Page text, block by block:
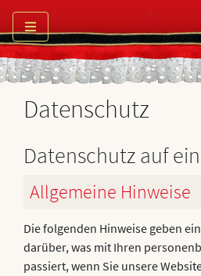
Datenschutz
Datenschutz auf
Allgemeine Hinweise
Die folgenden Hinweise geben
darüber, was mit Ihren
passiert, wenn Sie unsere